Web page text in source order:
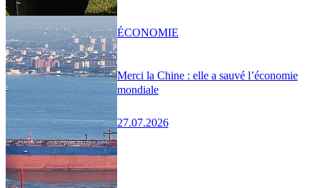
Merci la Chine : elle a sauvé l’économie
mondiale
27.07.2026
ÉCONOMIE